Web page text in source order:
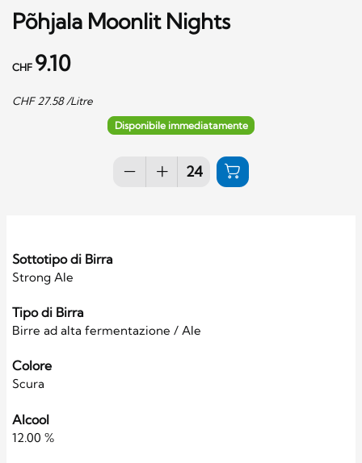
Põhjala Moonlit Nights
CHF 9.10
CHF 27.58/Litre
Disponibile immediatamente
Sottotipo di Birra
Strong Ale
Tipo di Birra
Birre ad alta fermentazione / Ale
Colore
Scura
Alcool
12.00 %